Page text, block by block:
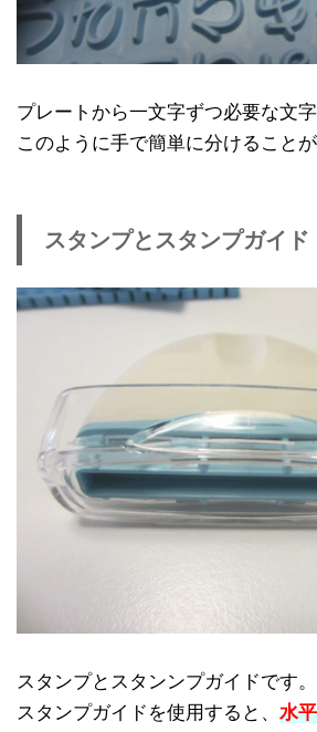
プレートから一文字ずつ必要な文
このように手で簡単に分けることが
スタンプとスタンプガイド
スタンプとスタンンプガイドです。
スタンプガイドを使用すると、 水